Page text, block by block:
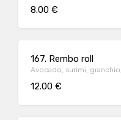
8.00 €
167. Rembo roll
Avocado, surimi,
12.00 €